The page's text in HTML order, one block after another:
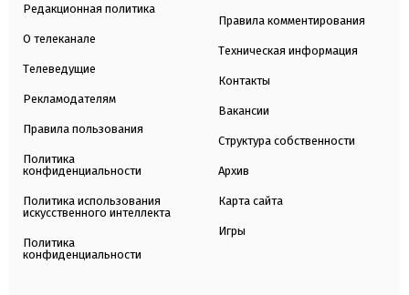
Редакционная политика
О телеканале
Телеведущие
Рекламодателям
Правила пользования
Политика
конфиденциальности
Политика использования
искусственного интеллекта
Политика
конфиденциальности
Правила комментирования
Техническая информация
Контакты
Вакансии
Структура собственности
Архив
Карта сайта
Игры